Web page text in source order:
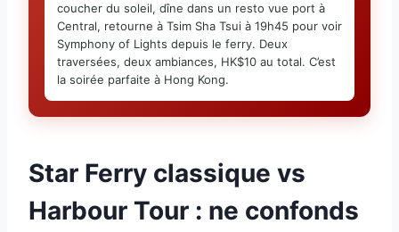
coucher du soleil, dîne dans un resto vue port à
Central, retourne à Tsim Sha Tsui à 19h45 pour voir
Symphony of Lights depuis le ferry. Deux
traversées, deux ambiances, HK$10 au total. C’est
la soirée parfaite à Hong Kong.
Star Ferry classique vs
Harbour Tour : ne confonds